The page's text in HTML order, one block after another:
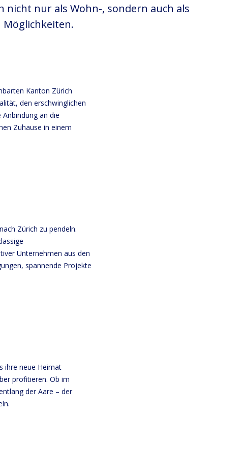
nur als Wohn-, sondern auch als
Kanton Zürich
den erschwinglichen
an die
Zuhause in einem
Zürich zu pendeln.
Unternehmen aus den
spannende Projekte
ihre neue Heimat
profitieren. Ob im
der Aare – der